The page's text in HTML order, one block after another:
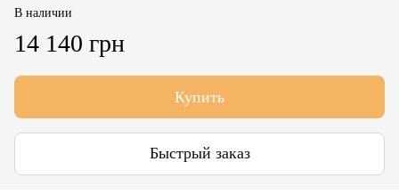
В наличии
14 140 грн
Купить
Быстрый заказ